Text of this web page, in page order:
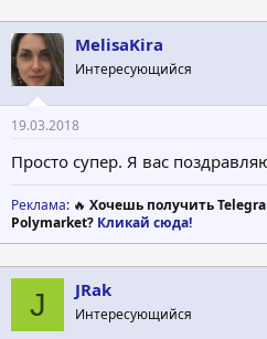
MelisaKira
Интересующийся
19.03.2018
Просто супер. Я вас
Реклама: 🔥 Хочешь получить
Polymarket? Кликай сюда!
J JRak
Интересующийся